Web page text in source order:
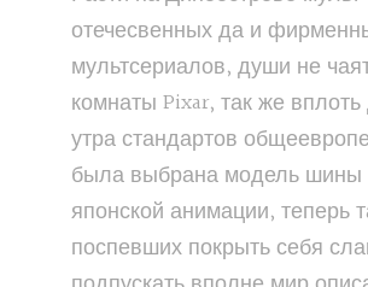
отечесвенных да и
мультсериалов, души не
комнаты Pixar, так же
утра стандартов
была выбрана модель шины
японской анимации, теперь
поспевших покрыть себя